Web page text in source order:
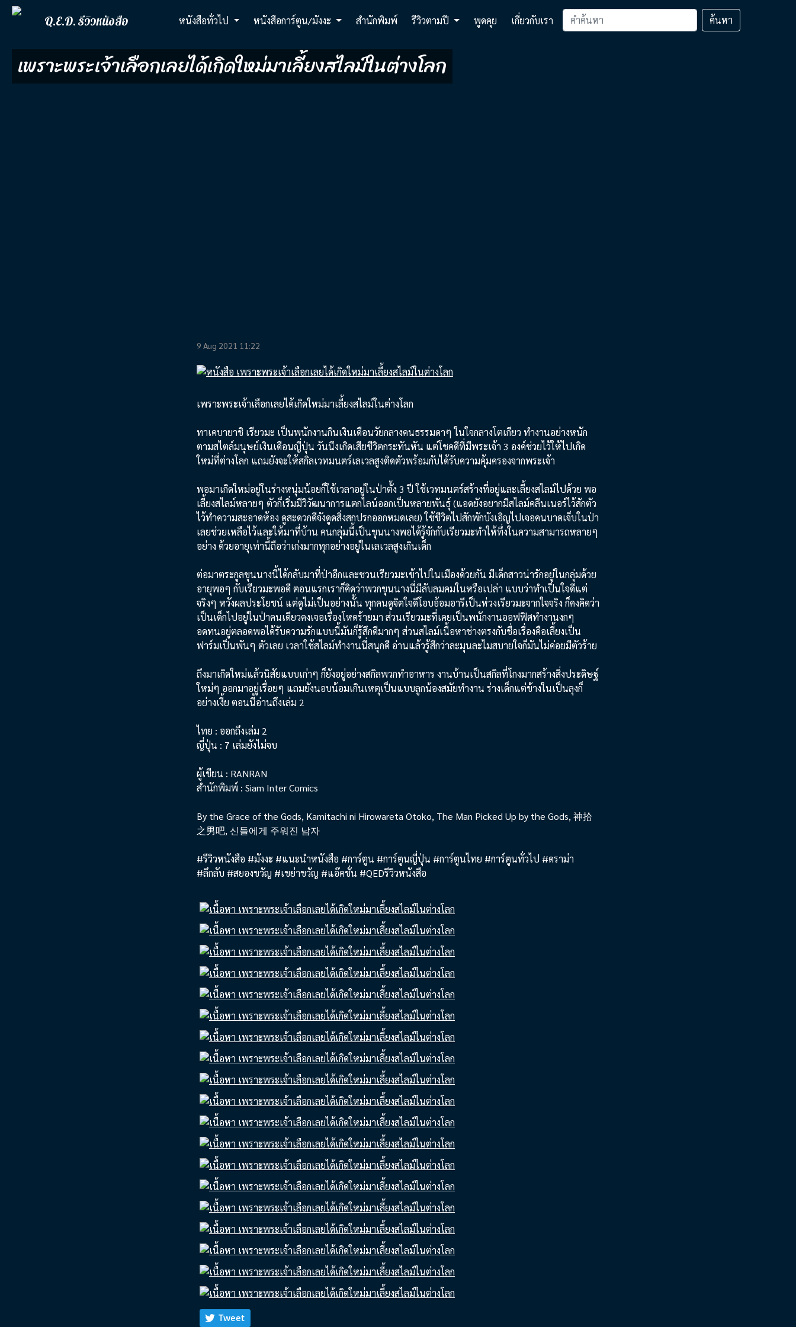
Q.E.D. รีวิวหนังสือ หนังสือทั่วไป หนังสือการ์ตูน/มังงะ สำนักพิมพ์ รีวิวตามปี พูดคุย เกี่ยวกับเรา ค้นหา
เพราะพระเจ้าเลือกเลยได้เกิดใหม่มาเลี้ยงสไลม์ในต่างโลก
9 Aug 2021 11:22
เพราะพระเจ้าเลือกเลยได้เกิดใหม่มาเลี้ยงสไลม์ในต่างโลก
ทาเคบายาชิ เรียวมะ เป็นพนักงานกินเงินเดือนวัยกลางคนธรรมดาๆ ในใจกลางโตเกียว ทำงานอย่างหนัก
ตามสไตล์มนุษย์เงินเดือนญี่ปุ่น วันนึงเกิดเสียชีวิตกระทันหัน แต่โชคดีที่มีพระเจ้า 3 องค์ช่วยไว้ให้ไปเกิด
ใหม่ที่ต่างโลก แถมยังจะให้สกิลเวทมนตร์เลเวลสูงติดตัวพร้อมกับได้รับความคุ้มครองจากพระเจ้า
พอมาเกิดใหม่อยู่ในร่างหนุ่มน้อยก็ใช้เวลาอยู่ในป่าตั้ง 3 ปี ใช้เวทมนตร์สร้างที่อยู่และเลี้ยงสไลม์ไปด้วย พอ
เลี้ยงสไลม์หลายๆ ตัวก็เริ่มมีวิวัฒนาการแตกไลน์ออกเป็นหลายพันธุ์ (แอดยังอยากมีสไลม์คลีนเนอร์ไว้สักตัว
ไว้ทำความสะอาดห้อง ดูสะดวกดีจังดูดสิ่งสกปรกออกหมดเลย) ใช้ชีวิตไปสักพักบังเอิญไปเจอคนบาดเจ็บในป่า
เลยช่วยเหลือไว้และให้มาที่บ้าน คนกลุ่มนี้เป็นขุนนางพอได้รู้จักกับเรียวมะทำให้ทึ่งในความสามารถหลายๆ
อย่าง ด้วยอายุเท่านี้ถือว่าเก่งมากทุกอย่างอยู่ในเลเวลสูงเกินเด็ก
ต่อมาตระกูลขุนนางนี้ได้กลับมาที่ป่าอีกและชวนเรียวมะเข้าไปในเมืองด้วยกัน มีเด็กสาวน่ารักอยู่ในกลุ่มด้วย
อายุพอๆ กับเรียวมะพอดี ตอนแรกเราก็คิดว่าพวกขุนนางนี่มีลับลมคมในหรือเปล่า แบบว่าทำเป็นใจดีแต่
จริงๆ หวังผลประโยชน์ แต่ดูไม่เป็นอย่างนั้น ทุกคนดูจิตใจดีโอบอ้อมอารีเป็นห่วงเรียวมะจากใจจริง ก็คงคิดว่า
เป็นเด็กไปอยู่ในป่าคนเดียวคงเจอเรื่องโหดร้ายมา ส่วนเรียวมะที่เคยเป็นพนักงานออฟฟิศทำงานงกๆ
อดทนอยู่ตลอดพอได้รับความรักแบบนี้มันก็รู้สึกดีมากๆ ส่วนสไลม์เนื้อหาช่างตรงกับชื่อเรื่องคือเลี้ยงเป็น
ฟาร์มเป็นพันๆ ตัวเลย เวลาใช้สไลม์ทำงานนี่สนุกดี อ่านแล้วรู้สึกว่าละมุนละไมสบายใจก็มันไม่ค่อยมีตัวร้าย
ถึงมาเกิดใหม่แล้วนิสัยแบบเก่าๆ ก็ยังอยู่อย่างสกิลพวกทำอาหาร งานบ้านเป็นสกิลที่โกงมากสร้างสิ่งประดิษฐ์
ใหม่ๆ ออกมาอยู่เรื่อยๆ แถมยังนอบน้อมเกินเหตุเป็นแบบลูกน้องสมัยทำงาน ร่างเด็กแต่ข้างในเป็นลุงก็
อย่างเงี้ย ตอนนี้อ่านถึงเล่ม 2
ไทย : ออกถึงเล่ม 2
ญี่ปุ่น : 7 เล่มยังไม่จบ
ผู้เขียน : RANRAN
สำนักพิมพ์ : Siam Inter Comics
By the Grace of the Gods, Kamitachi ni Hirowareta Otoko, The Man Picked Up by the Gods, 神拾
之男吧, 신들에게 주워진 남자
#รีวิวหนังสือ #มังงะ #แนะนำหนังสือ #การ์ตูน #การ์ตูนญี่ปุ่น #การ์ตูนไทย #การ์ตูนทั่วไป #ดราม่า
#ลึกลับ #สยองขวัญ #เขย่าขวัญ #แอ๊คชั่น #QEDรีวิวหนังสือ
Tweet